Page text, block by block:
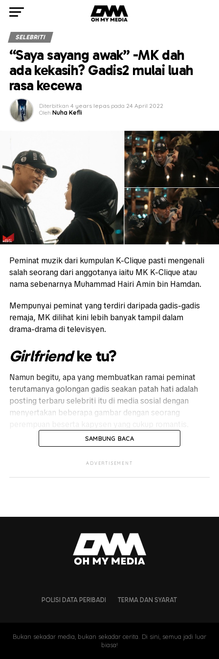
SELEBRITI
“Saya sayang awak” -MK dah
ada kekasih? Gadis2 mulai luah
rasa kecewa
Diterbitkan 4 years lepas pada 24 April 2022
Oleh Nuha Kefli
Peminat muzik dari kumpulan K-Clique pasti mengenali
salah seorang dari anggotanya iaitu MK K-Clique atau
nama sebenarnya Muhammad Hairi Amin bin Hamdan.
Mempunyai peminat yang terdiri daripada gadis-gadis
remaja, MK dilihat kini lebih banyak tampil dalam
drama-drama di televisyen.
Girlfriendke tu?
Namun begitu, apa yang membuatkan ramai peminat
terutamanya golongan gadis seakan patah hati adalah
posting terbaru selebriti itu di media sosial dengan
menyertakan beberapa gambar dengan seorang
SAMBUNG BACA
ADVERTISEMENT
POLISI DATA PERIBADI TERMA DAN SYARAT
Bukan sekadar media, bukan sekadar cerita. Di sini, semua jadi luar
biasa!